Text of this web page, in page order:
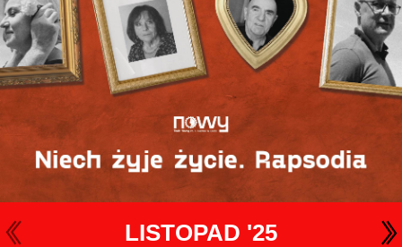
LISTOPAD '25